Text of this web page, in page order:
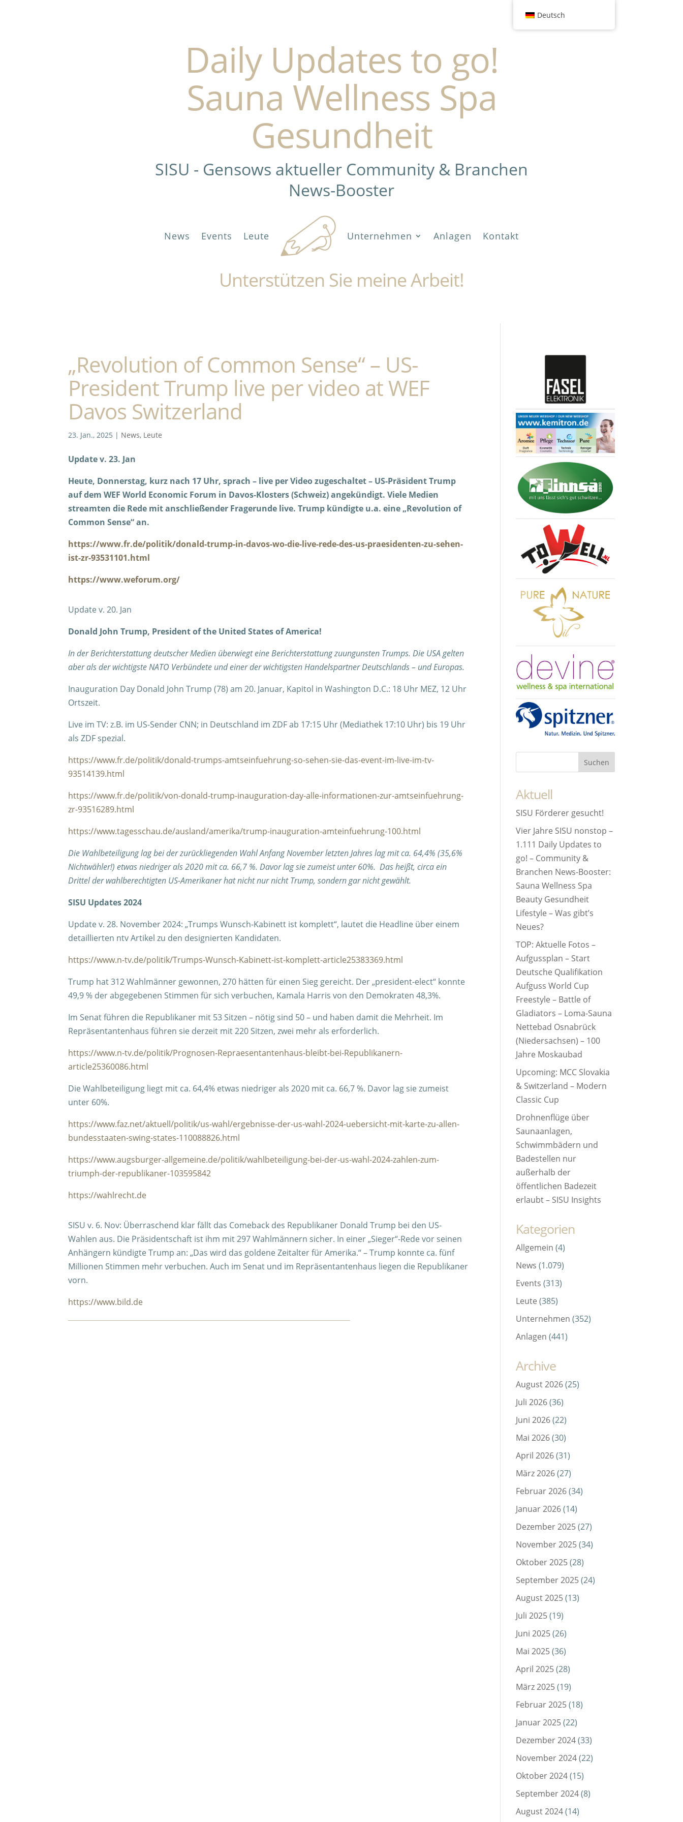
Daily Updates to go!
Sauna Wellness Spa
Gesundheit
SISU - Gensows aktueller Community & Branchen
News-Booster
News Events Leute Unternehmen Anlagen Kontakt
Unterstützen Sie meine Arbeit!
„Revolution of Common Sense“ – US-
President Trump live per video at WEF
Davos Switzerland
23. Jan., 2025 | News, Leute
Update v. 23. Jan
Heute, Donnerstag, kurz nach 17 Uhr, sprach – live per Video zugeschaltet – US-Präsident Trump
auf dem WEF World Economic Forum in Davos-Klosters (Schweiz) angekündigt. Viele Medien
streamten die Rede mit anschließender Fragerunde live. Trump kündigte u.a. eine „Revolution of
Common Sense“ an.
https://www.fr.de/politik/donald-trump-in-davos-wo-die-live-rede-des-us-praesidenten-zu-sehen-
ist-zr-93531101.html
https://www.weforum.org/
Update v. 20. Jan
Donald John Trump, President of the United States of America!
In der Berichterstattung deutscher Medien überwiegt eine Berichterstattung zuungunsten Trumps. Die USA gelten
aber als der wichtigste NATO Verbündete und einer der wichtigsten Handelspartner Deutschlands – und Europas.
Inauguration Day Donald John Trump (78) am 20. Januar, Kapitol in Washington D.C.: 18 Uhr MEZ, 12 Uhr
Ortszeit.
Live im TV: z.B. im US-Sender CNN; in Deutschland im ZDF ab 17:15 Uhr (Mediathek 17:10 Uhr) bis 19 Uhr
als ZDF spezial.
https://www.fr.de/politik/donald-trumps-amtseinfuehrung-so-sehen-sie-das-event-im-live-im-tv-
93514139.html
https://www.fr.de/politik/von-donald-trump-inauguration-day-alle-informationen-zur-amtseinfuehrung-
zr-93516289.html
https://www.tagesschau.de/ausland/amerika/trump-inauguration-amteinfuehrung-100.html
Die Wahlbeteiligung lag bei der zurückliegenden Wahl Anfang November letzten Jahres lag mit ca. 64,4% (35,6%
Nichtwähler!) etwas niedriger als 2020 mit ca. 66,7 %. Davor lag sie zumeist unter 60%. Das heißt, circa ein
Drittel der wahlberechtigten US-Amerikaner hat nicht nur nicht Trump, sondern gar nicht gewählt.
SISU Updates 2024
Update v. 28. November 2024:„Trumps Wunsch-Kabinett ist komplett“, lautet die Headline über einem
detaillierten ntv Artikel zu den designierten Kandidaten.
https://www.n-tv.de/politik/Trumps-Wunsch-Kabinett-ist-komplett-article25383369.html
Trump hat 312 Wahlmänner gewonnen, 270 hätten für einen Sieg gereicht. Der „president-elect“ konnte
49,9 % der abgegebenen Stimmen für sich verbuchen, Kamala Harris von den Demokraten 48,3%.
Im Senat führen die Republikaner mit 53 Sitzen – nötig sind 50 – und haben damit die Mehrheit. Im
Repräsentantenhaus führen sie derzeit mit 220 Sitzen, zwei mehr als erforderlich.
https://www.n-tv.de/politik/Prognosen-Repraesentantenhaus-bleibt-bei-Republikanern-
article25360086.html
Die Wahlbeteiligung liegt mit ca. 64,4% etwas niedriger als 2020 mit ca. 66,7 %. Davor lag sie zumeist
unter 60%.
https://www.faz.net/aktuell/politik/us-wahl/ergebnisse-der-us-wahl-2024-uebersicht-mit-karte-zu-allen-
bundesstaaten-swing-states-110088826.html
https://www.augsburger-allgemeine.de/politik/wahlbeteiligung-bei-der-us-wahl-2024-zahlen-zum-
triumph-der-republikaner-103595842
https://wahlrecht.de
SISU v. 6. Nov: Überraschend klar fällt das Comeback des Republikaner Donald Trump bei den US-
Wahlen aus. Die Präsidentschaft ist ihm mit 297 Wahlmännern sicher. In einer „Sieger“-Rede vor seinen
Anhängern kündigte Trump an: „Das wird das goldene Zeitalter für Amerika.“ – Trump konnte ca. fünf
Millionen Stimmen mehr verbuchen. Auch im Senat und im Repräsentantenhaus liegen die Republikaner
vorn.
https://www.bild.de
Aktuell
SISU Förderer gesucht!
Vier Jahre SISU nonstop –
1.111 Daily Updates to
go! – Community &
Branchen News-Booster:
Sauna Wellness Spa
Beauty Gesundheit
Lifestyle – Was gibt’s
Neues?
TOP: Aktuelle Fotos –
Aufgussplan – Start
Deutsche Qualifikation
Aufguss World Cup
Freestyle – Battle of
Gladiators – Loma-Sauna
Nettebad Osnabrück
(Niedersachsen) – 100
Jahre Moskaubad
Upcoming: MCC Slovakia
& Switzerland – Modern
Classic Cup
Drohnenflüge über
Saunaanlagen,
Schwimmbädern und
Badestellen nur
außerhalb der
öffentlichen Badezeit
erlaubt – SISU Insights
Kategorien
Allgemein (4)
News (1.079)
Events (313)
Leute (385)
Unternehmen (352)
Anlagen (441)
Archive
August 2026(25)
Juli 2026(36)
Juni 2026(22)
Mai 2026(30)
April 2026(31)
März 2026(27)
Februar 2026(34)
Januar 2026(14)
Dezember 2025(27)
November 2025(34)
Oktober 2025(28)
September 2025(24)
August 2025(13)
Juli 2025(19)
Juni 2025(26)
Mai 2025(36)
April 2025(28)
März 2025(19)
Februar 2025(18)
Januar 2025(22)
Dezember 2024(33)
November 2024(22)
Oktober 2024(15)
September 2024(8)
August 2024(14)
Deutsch